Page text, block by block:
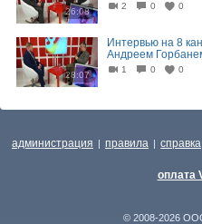
26:08
2 0 0
28:07
Интервью на 8
Андреем
1 0 0
администрация | правила | справка
оплата
© 2008-2026